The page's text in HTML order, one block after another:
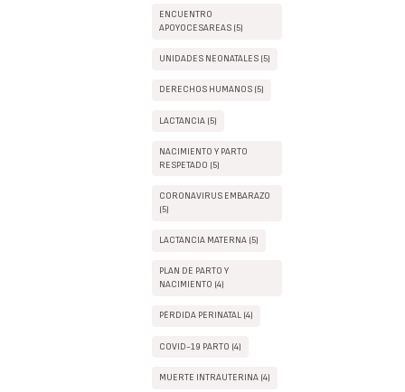
ENCUENTRO
APOYOCESAREAS (5)
UNIDADES NEONATALES (5)
DERECHOS HUMANOS (5)
LACTANCIA (5)
NACIMIENTO Y PARTO
RESPETADO (5)
CORONAVIRUS EMBARAZO
(5)
LACTANCIA MATERNA (5)
PLAN DE PARTO Y
NACIMIENTO (4)
PÉRDIDA PERINATAL (4)
COVID-19 PARTO (4)
MUERTE INTRAUTERINA (4)